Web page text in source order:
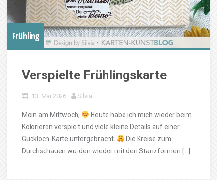
Frühling
Verspielte Frühlingskarte
13. Mai 2026 Silvia
Moin am Mittwoch,
Heute habe ich mich wieder beim
Kolorieren verspielt und viele kleine Details auf einer
Guckloch-Karte untergebracht.
Die Kreise zum
Durchschauen wurden wieder mit den Stanzformen […]